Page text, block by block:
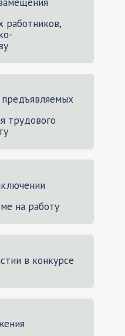
работников,
трудового
на работу
в конкурсе